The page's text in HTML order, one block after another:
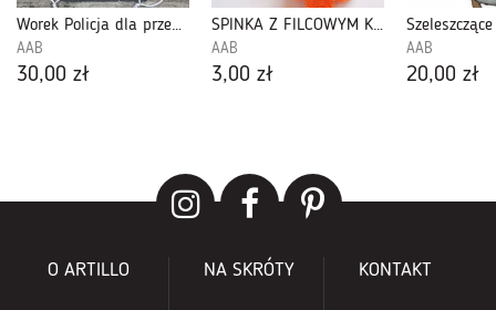
Worek Policja dla przedszkolaka
AAB
30,00 zł
SPINKA Z FILCOWYM KWIATKIEM
AAB
3,00 zł
AAB
20,00 zł
O ARTILLO NA SKRÓTY KONTAKT